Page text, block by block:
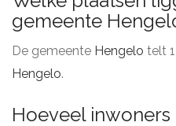
gemeente
De gemeente Hengelo telt
Hengelo.
Hoeveel